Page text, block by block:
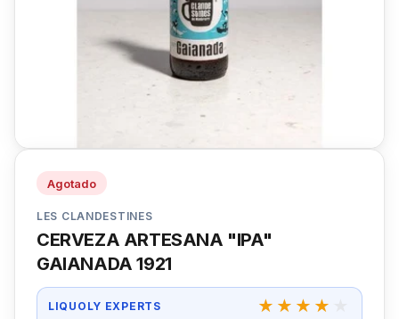
Agotado
LES CLANDESTINES
CERVEZA ARTESANA "IPA"
GAIANADA 1921
LIQUOLY EXPERTS